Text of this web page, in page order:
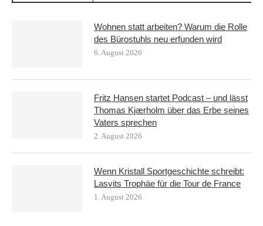
Wohnen statt arbeiten? Warum die Rolle
des Bürostuhls neu erfunden wird
6. August 2026
Fritz Hansen startet Podcast – und lässt
Thomas Kjærholm über das Erbe seines
Vaters sprechen
2. August 2026
Wenn Kristall Sportgeschichte schreibt:
Lasvits Trophäe für die Tour de France
1. August 2026